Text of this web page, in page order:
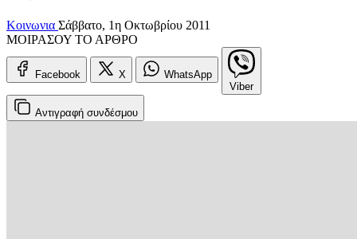
Κοινωνια Σάββατο, 1η Οκτωβρίου 2011
ΜΟΙΡΑΣΟΥ ΤΟ ΑΡΘΡΟ
Facebook X
WhatsApp
Viber
Αντιγραφή συνδέσμου